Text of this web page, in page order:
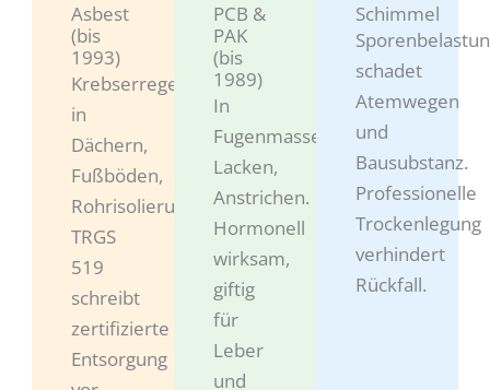
Asbest
(bis
1993)
Krebserregend,
in
Dächern,
Fußböden,
Rohrisolierungen.
TRGS
519
schreibt
zertifizierte
Entsorgung
PCB &
PAK
(bis
1989)
In
Fugenmassen,
Lacken,
Anstrichen.
Hormonell
wirksam,
giftig
für
Leber
und
Schimmel
schadet
Atemwegen
und
Bausubstanz.
Professionelle
Trockenlegung
verhindert
Rückfall.